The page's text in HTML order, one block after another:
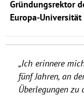
Gründungsrektor
Europa-Universität
„Ich erinnere
fünf Jahren, an
Überlegungen zu